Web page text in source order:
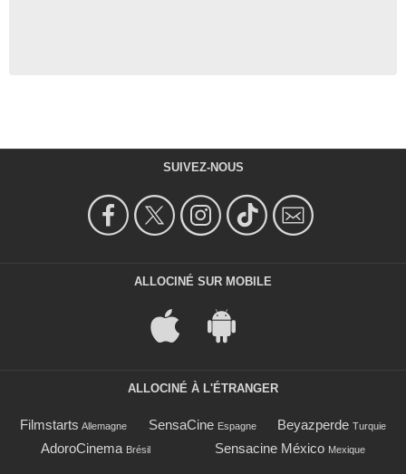
SUIVEZ-NOUS
ALLOCINÉ SUR MOBILE
ALLOCINÉ À L'ÉTRANGER
Filmstarts Allemagne SensaCine Espagne Beyazperde Turquie
AdoroCinema Brésil Sensacine México Mexique